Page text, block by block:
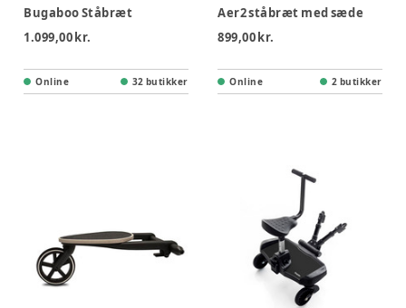
Bugaboo Ståbræt
1.099,00 kr.
Online 32 butikker
Aer2 ståbræt med sæde
899,00 kr.
Online 2 butikker